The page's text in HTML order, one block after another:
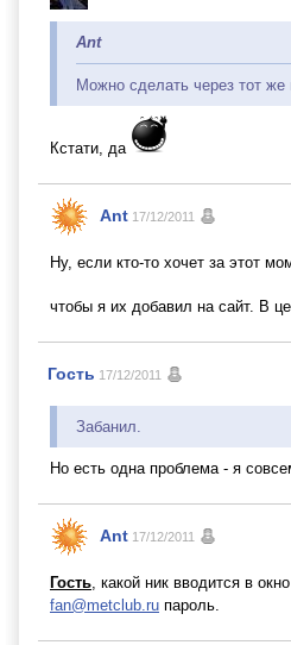
Ant
Можно сделать через тот же
Кстати, да
Ant 17/12/2011
Ну, если кто-то хочет за этот
чтобы я их добавил на сайт. В
Гость 17/12/2011
Забанил.
Но есть одна проблема - я
Ant 17/12/2011
Гость, какой ник вводится в
fan@metclub.ru пароль.